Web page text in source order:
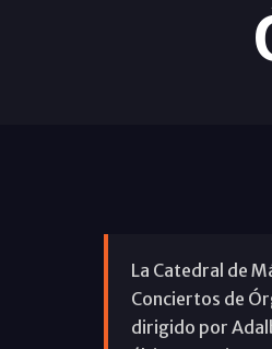
La Catedral de
Conciertos de
dirigido por